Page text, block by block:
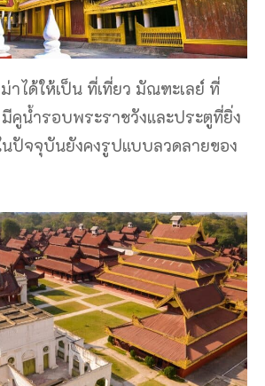
าได้ให้เป็น ที่เที่ยว มัณฑะเลย์ ที่
คูน้ำรอบพระราชวังและประตูที่ยิ่ง
นปัจจุบันยังคงรูปแบบลวดลายของ